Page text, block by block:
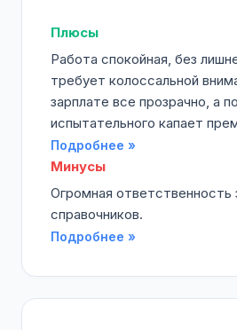
Плюсы
Работа спокойная, без
требует колоссальной
зарплате все прозрачно, а
испытательного капает
Подробнее »
Минусы
Огромная ответственность
справочников.
Подробнее »